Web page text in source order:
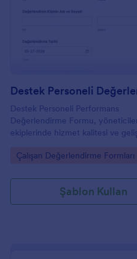
Destek Personeli Performans
Değerlendirme Formu,
ekiplerinde hizmet kalitesi ve
raporlamasına yardımcı olur.
Go to Category:
Çalışan Değerlendirme Formları
Şablon Kullan